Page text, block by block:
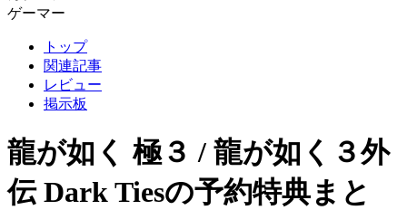
ゲーマー
トップ
関連記事
レビュー
掲示板
龍が如く 極３ / 龍が如く３外
伝 Dark Tiesの予約特典まと